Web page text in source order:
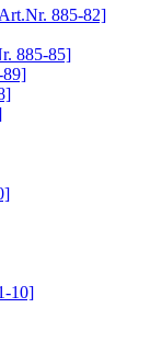
885-82]
885-85]
89]
10]